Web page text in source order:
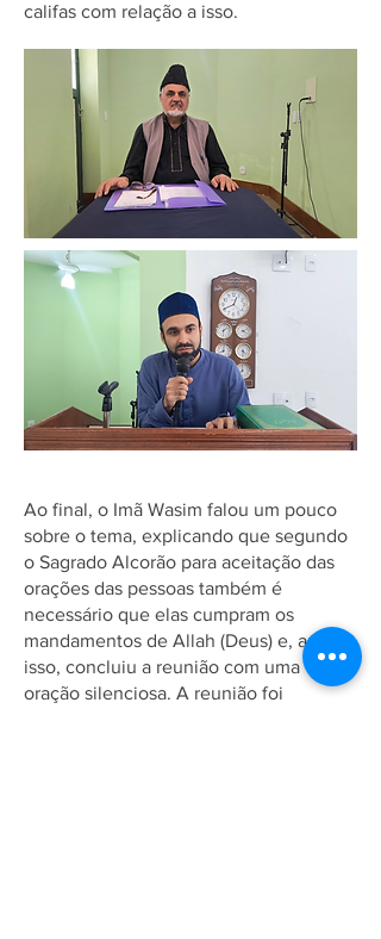
califas com relação a isso.
Ao final, o Imã Wasim falou um pouco
sobre o tema, explicando que segundo
o Sagrado Alcorão para aceitação das
orações das pessoas também é
necessário que elas cumpram os
mandamentos de Allah (Deus) e, após
isso, concluiu a reunião com uma
oração silenciosa. A reunião foi